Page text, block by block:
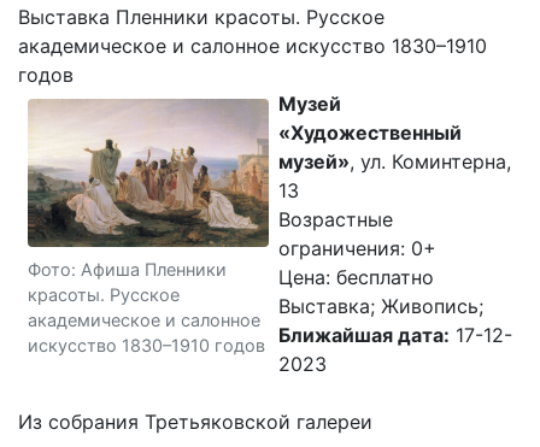
Выставка Пленники красоты. Русское
академическое и салонное искусство 1830–1910
годов
Фото: Афиша Пленники
красоты. Русское
академическое и салонное
искусство 1830–1910 годов
Музей
«Художественный
музей», ул. Коминтерна,
13
Возрастные
ограничения: 0+
Цена: бесплатно
Выставка; Живопись;
Ближайшая дата: 17-12-
2023
Из собрания Третьяковской галереи